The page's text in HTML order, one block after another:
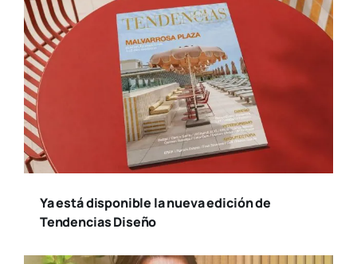
Ya está disponible la nueva edición de
Tendencias Diseño